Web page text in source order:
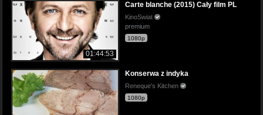
01:44:53
Carte blanche (2015) Cały film PL
KinoSwiat
premium
1080p
Konserwa z indyka
Reneque's Kitchen
1080p